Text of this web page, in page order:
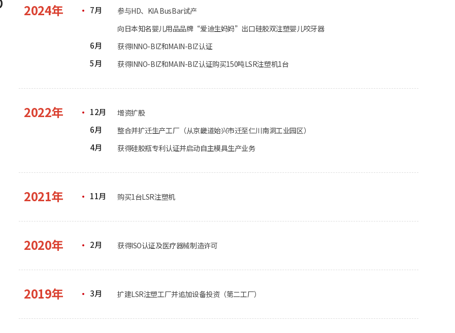
2024年 7月
参与HD、KIA BusBar试产
向日本知名婴儿用品品牌“爱迪生妈妈”出口硅胶双注塑婴儿咬牙器
6月 获得INNO-BIZ和MAIN-BIZ认证
5月 获得INNO-BIZ和MAIN-BIZ认证购买150吨LSR注塑机1台
2022年 12月 增资扩股
6月 整合并扩迁生产工厂（从京畿道始兴市迁至仁川南洞工业园区）
4月 获得硅胶瓶专利认证并启动自主模具生产业务
2021年 11月 购买1台LSR注塑机
2020年 2月 获得ISO认证及医疗器械制造许可
2019年 3月 扩建LSR注塑工厂并追加设备投资（第二工厂）